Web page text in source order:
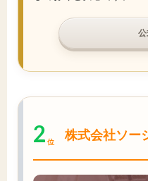
2 位 株式会社ソー